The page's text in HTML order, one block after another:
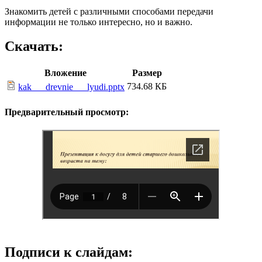
Знакомить детей с различными способами передачи
информации не только интересно, но и важно.
Скачать:
Вложение
Размер
kak___drevnie___lyudi.pptx 734.68 КБ
Предварительный просмотр:
Подписи к слайдам: